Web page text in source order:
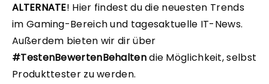
ALTERNATE! Hier findest du die neuesten Trends
im Gaming-Bereich und tagesaktuelle IT-News.
Außerdem bieten wir dir über
#TestenBewertenBehaltendie Möglichkeit, selbst
Produkttester zu werden.